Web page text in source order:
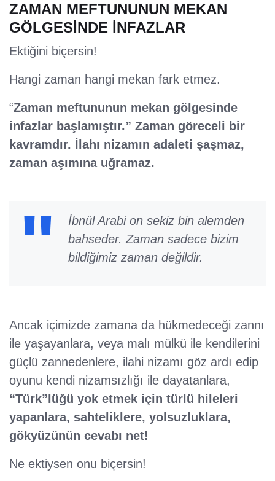
ZAMAN MEFTUNUNUN MEKAN
GÖLGESİNDE İNFAZLAR
Ektiğini biçersin!
Hangi zaman hangi mekan fark etmez.
“Zaman meftununun mekan gölgesinde
infazlar başlamıştır.” Zaman göreceli bir
kavramdır. İlahı nizamın adaleti şaşmaz,
zaman aşımına uğramaz.
İbnül Arabi on sekiz bin alemden
bahseder. Zaman sadece bizim
bildiğimiz zaman değildir.
Ancak içimizde zamana da hükmedeceği zannı
ile yaşayanlara, veya malı mülkü ile kendilerini
güçlü zannedenlere, ilahi nizamı göz ardı edip
oyunu kendi nizamsızlığı ile dayatanlara,
“Türk”lüğü yok etmek için türlü hileleri
yapanlara, sahteliklere, yolsuzluklara,
gökyüzünün cevabı net!
Ne ektiysen onu biçersin!